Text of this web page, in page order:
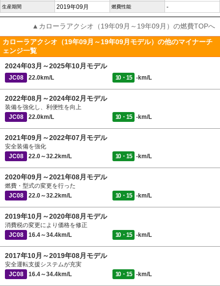
生産期間 2019年09月 燃費性能 -
▲カローラアクシオ（19年09月～19年09月）の燃費TOPへ
カローラアクシオ（19年09月～19年09月モデル）の他のマイナーチ
ェンジ一覧
2024年03月～2025年10月モデル
JC08 22.0km/L 10・15 -km/L
2022年08月～2024年02月モデル
装備を強化し、利便性を向上
JC08
22.0km/L 10・15 -km/L
2021年09月～2022年07月モデル
安全装備を強化
JC08
22.0～32.2km/L 10・15 -km/L
2020年09月～2021年08月モデル
燃費・型式の変更を行った
JC08
22.0～32.2km/L 10・15 -km/L
2019年10月～2020年08月モデル
消費税の変更により価格を修正
JC08
16.4～34.4km/L 10・15 -km/L
2017年10月～2019年08月モデル
安全運転支援システムが充実
JC08
16.4～34.4km/L 10・15 -km/L